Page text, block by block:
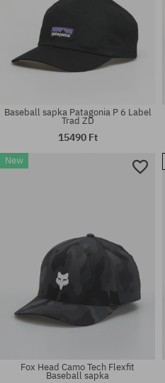
Baseball sapka Patagonia P 6 Label
Trad ZD
15490 Ft
New
Fox Head Camo Tech Flexfit
Baseball sapka